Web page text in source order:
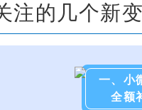
注的几个新
一、小
全额